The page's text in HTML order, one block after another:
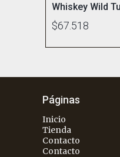
Whiskey Wild
$67.518
Páginas
Inicio
Tienda
Contacto
Contacto